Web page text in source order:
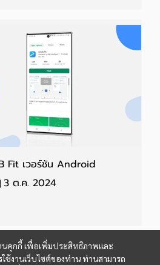
Fit เวอร์ชัน Android
3 ต.ค. 2024
นคุกกี้ เพื่อเพิ่มประสิทธิภาพและ
ช้งานเว็บไซต์ของท่าน ท่านสามารถ